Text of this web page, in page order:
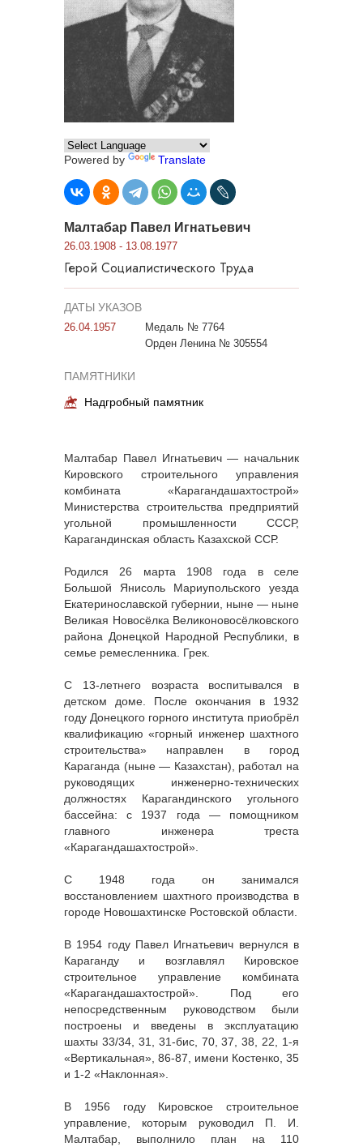
Powered by Translate
Малтабар Павел Игнатьевич
26.03.1908 - 13.08.1977
Герой Социалистического Труда
ДАТЫ УКАЗОВ
26.04.1957
Медаль № 7764
Орден Ленина № 305554
ПАМЯТНИКИ
Надгробный памятник
Малтабар Павел Игнатьевич — начальник
Кировского строительного управления
комбината «Карагандашахтострой»
Министерства строительства предприятий
угольной промышленности СССР,
Карагандинская область Казахской ССР.
Родился 26 марта 1908 года в селе
Большой Янисоль Мариупольского уезда
Екатеринославской губернии, ныне — ныне
Великая Новосёлка Великоновосёлковского
района Донецкой Народной Республики, в
семье ремесленника. Грек.
С 13-летнего возраста воспитывался в
детском доме. После окончания в 1932
году Донецкого горного института приобрёл
квалификацию «горный инженер шахтного
строительства» направлен в город
Караганда (ныне — Казахстан), работал на
руководящих инженерно-технических
должностях Карагандинского угольного
бассейна: с 1937 года — помощником
главного инженера треста
«Карагандашахтострой».
С 1948 года он занимался
восстановлением шахтного производства в
городе Новошахтинске Ростовской области.
В 1954 году Павел Игнатьевич вернулся в
Караганду и возглавлял Кировское
строительное управление комбината
«Карагандашахтострой». Под его
непосредственным руководством были
построены и введены в эксплуатацию
шахты 33/34, 31, 31-бис, 70, 37, 38, 22, 1-я
«Вертикальная», 86-87, имени Костенко, 35
и 1-2 «Наклонная».
В 1956 году Кировское строительное
управление, которым руководил П. И.
Малтабар, выполнило план на 110